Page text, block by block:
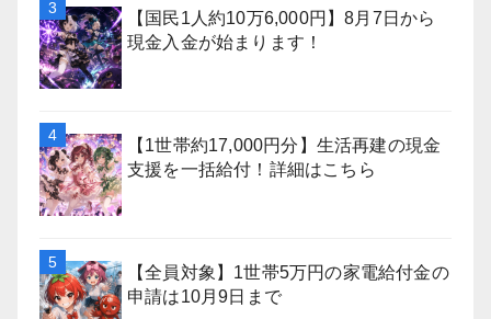
【国民1人約10万6,000円】8月7日から
現金入金が始まります！
【1世帯約17,000円分】生活再建の現金
支援を一括給付！詳細はこちら
【全員対象】1世帯5万円の家電給付金の
申請は10月9日まで